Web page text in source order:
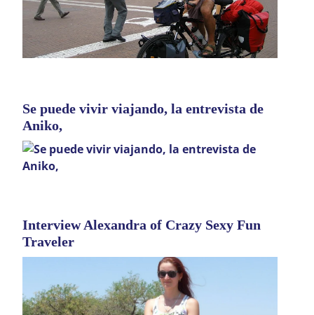
Se puede vivir viajando, la entrevista de
Aniko,
Interview Alexandra of Crazy Sexy Fun
Traveler